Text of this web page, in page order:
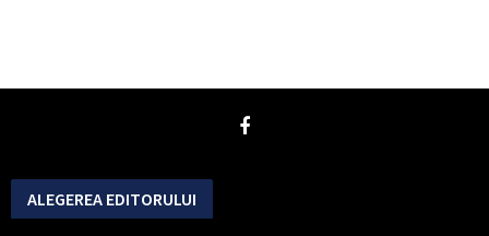
ALEGEREA EDITORULUI